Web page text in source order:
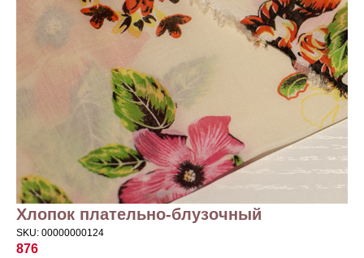
Хлопок плательно-блузочный
SKU: 00000000124
876